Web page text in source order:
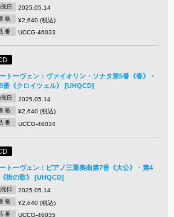
売日 2025.05.14
格 ¥2,640 (税込)
番 UCCG-46033
トーヴェン：ヴァイオリン・ソナタ第5番《春》・
番《クロイツェル》 [UHQCD]
売日 2025.05.14
格 ¥2,640 (税込)
番 UCCG-46034
トーヴェン：ピアノ三重奏曲第7番《大公》・第4
街の歌》 [UHQCD]
売日 2025.05.14
格 ¥2,640 (税込)
番 UCCG-46035